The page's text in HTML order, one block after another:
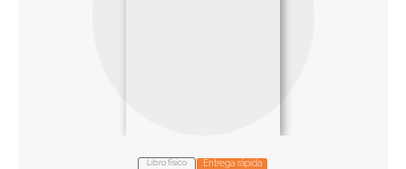
Libro físico Entrega rápida